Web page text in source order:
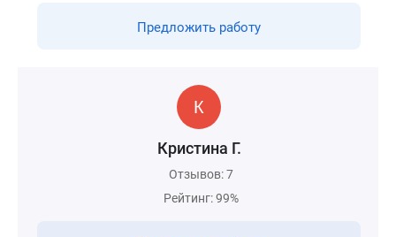
Предложить работу
Кристина Г.
Отзывов: 7
Рейтинг: 99%